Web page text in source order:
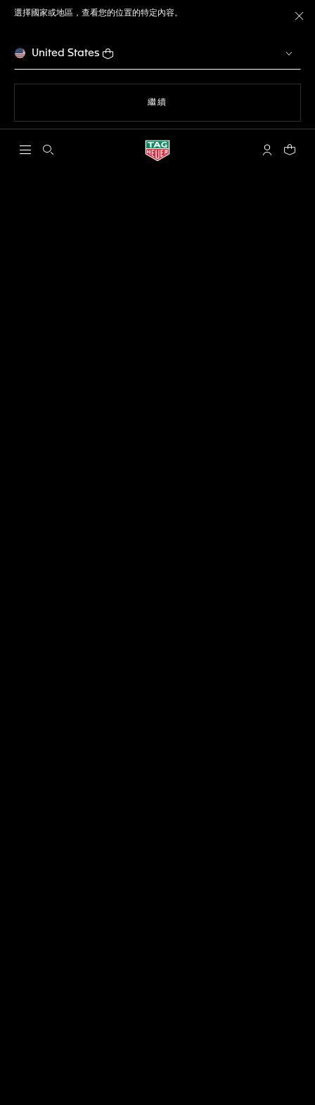
選擇國家或地區，查看您的位置的特定內容。
United States
繼續
開啟搜尋 「我的TAG
您的